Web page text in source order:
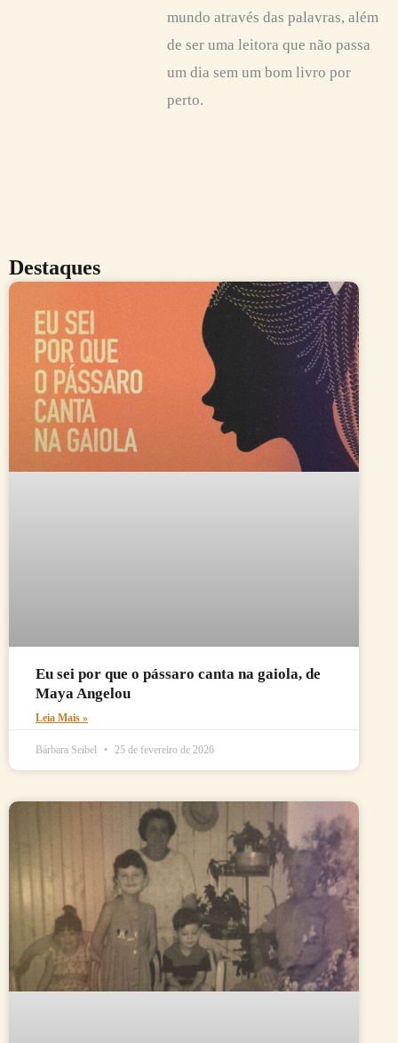
mundo através das palavras, além
de ser uma leitora que não passa
um dia sem um bom livro por
perto.
Destaques
Eu sei por que o pássaro canta na gaiola, de
Maya Angelou
Leia Mais »
Bárbara Seibel 25 de fevereiro de 2026